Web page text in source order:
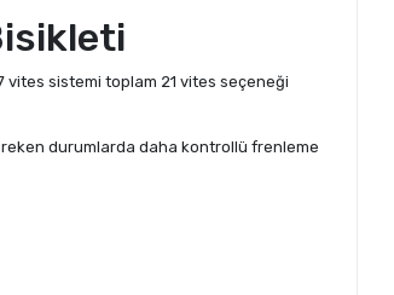
vites sistemi toplam 21 vites seçeneği
durumlarda daha kontrollü frenleme